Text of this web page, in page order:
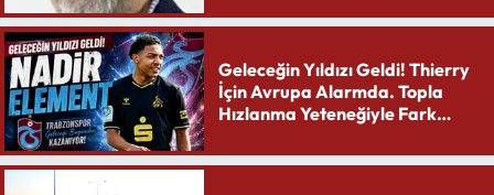
Geleceğin Yıldızı Geldi! Thierry
İçin Avrupa Alarmda. Topla
Hızlanma Yeteneğiyle Fark